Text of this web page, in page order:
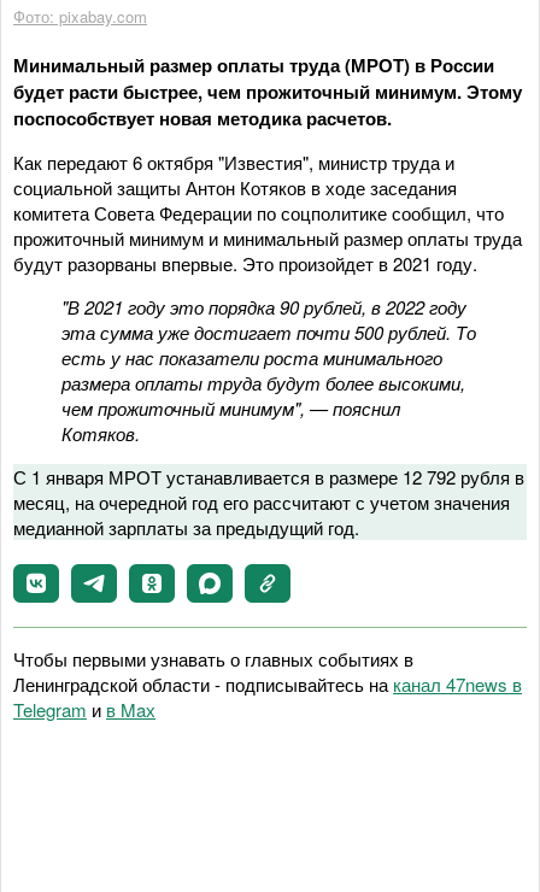
Фото: pixabay.com
Минимальный размер оплаты труда (МРОТ) в России
будет расти быстрее, чем прожиточный минимум. Этому
поспособствует новая методика расчетов.
Как передают 6 октября "Известия", министр труда и
социальной защиты Антон Котяков в ходе заседания
комитета Совета Федерации по соцполитике сообщил, что
прожиточный минимум и минимальный размер оплаты труда
будут разорваны впервые. Это произойдет в 2021 году.
"В 2021 году это порядка 90 рублей, в 2022 году
эта сумма уже достигает почти 500 рублей. То
есть у нас показатели роста минимального
размера оплаты труда будут более высокими,
чем прожиточный минимум", — пояснил
Котяков.
С 1 января МРОТ устанавливается в размере 12 792 рубля в
месяц, на очередной год его рассчитают с учетом значения
медианной зарплаты за предыдущий год.
Чтобы первыми узнавать о главных событиях в
Ленинградской области - подписывайтесь на канал 47news в
Telegram и в Maх